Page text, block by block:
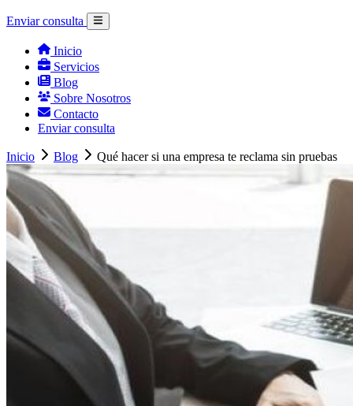
Enviar consulta
Inicio
Servicios
Blog
Sobre Nosotros
Contacto
Enviar consulta
Inicio Blog Qué hacer si una empresa te reclama sin pruebas